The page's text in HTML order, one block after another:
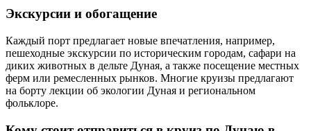
Экскурсии и обогащение
Каждый порт предлагает новые впечатления, например,
пешеходные экскурсии по историческим городам, сафари на
диких животных в дельте Дуная, а также посещение местных
ферм или ремесленных рынков. Многие круизы предлагают
на борту лекции об экологии Дуная и региональном
фольклоре.